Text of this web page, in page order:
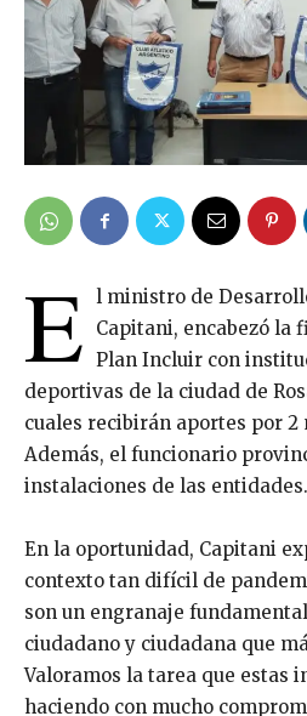
E l ministro de
Capitani, encabezó la
Plan Incluir con
deportivas de la ciudad de
cuales recibirán aportes por 2
Además, el funcionario
instalaciones de las entidades.
En la oportunidad, Capitani
contexto tan difícil de
son un engranaje
ciudadano y ciudadana que
Valoramos la tarea que estas
haciendo con mucho